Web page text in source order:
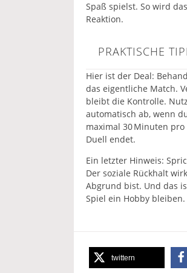
Spaß spielst. So wird
Reaktion.
PRAKTISCHE
Hier ist der Deal:
das eigentliche Match.
bleibt die Kontrolle.
automatisch ab, wenn
maximal 30 Minuten
Duell endet.
Ein letzter Hinweis:
Der soziale Rückhalt
Abgrund bist. Und das
Spiel ein Hobby bleiben.
twittern